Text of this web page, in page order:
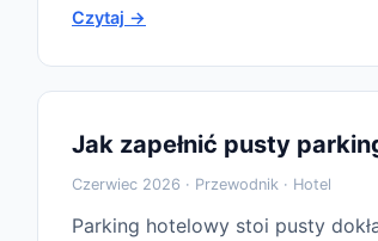
Czytaj →
Jak zapełnić pusty
Czerwiec 2026 · Przewodnik · Hotel
Parking hotelowy stoi pusty